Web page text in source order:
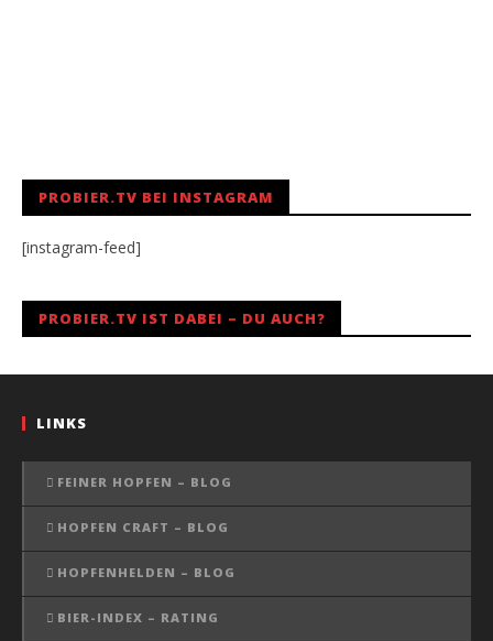
PROBIER.TV BEI INSTAGRAM
[instagram-feed]
PROBIER.TV IST DABEI – DU AUCH?
LINKS
FEINER HOPFEN – BLOG
HOPFEN CRAFT – BLOG
HOPFENHELDEN – BLOG
BIER-INDEX – RATING